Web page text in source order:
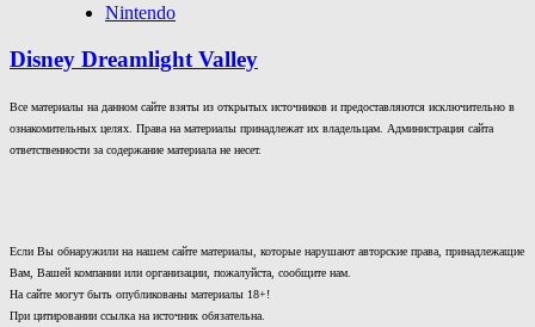
Nintendo
Disney Dreamlight Valley
Все материалы на данном сайте взяты из открытых источников и предоставляются исключительно в
ознакомительных целях. Права на материалы принадлежат их владельцам. Администрация сайта
ответственности за содержание материала не несет.
Если Вы обнаружили на нашем сайте материалы, которые нарушают авторские права, принадлежащие
Вам, Вашей компании или организации, пожалуйста, сообщите нам.
На сайте могут быть опубликованы материалы 18+!
При цитировании ссылка на источник обязательна.